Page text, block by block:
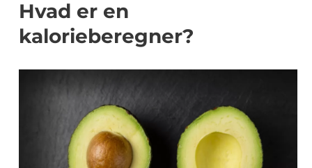
Hvad er en
kalorieberegner?